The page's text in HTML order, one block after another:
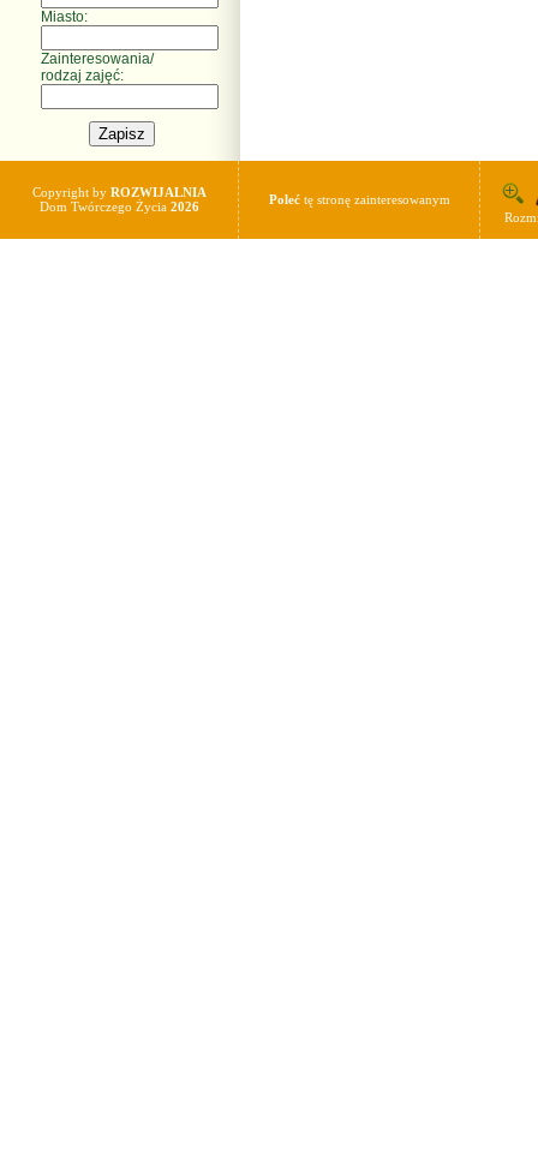
Miasto:
Zainteresowania/
rodzaj zajęć:
Copyright by ROZWIJALNIA
Dom Twórczego Życia 2026 Polećtę stronę zainteresowanym